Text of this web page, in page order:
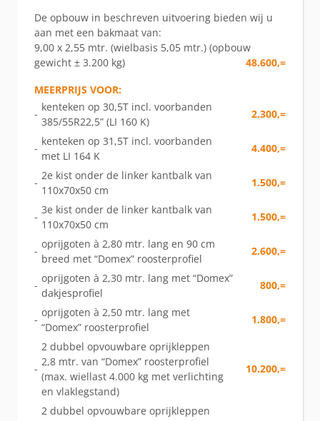
De opbouw in beschreven uitvoering bieden wij u
aan met een bakmaat van:
9,00 x 2,55 mtr. (wielbasis 5,05 mtr.) (opbouw
gewicht ± 3.200 kg)
48.600,=
MEERPRIJS VOOR:
-
kenteken op 30,5T incl. voorbanden
385/55R22,5” (LI 160 K)
2.300,=
-
kenteken op 31,5T incl. voorbanden
met LI 164 K
4.400,=
-
2e kist onder de linker kantbalk van
110x70x50 cm
1.500,=
-
3e kist onder de linker kantbalk van
110x70x50 cm
1.500,=
-
oprijgoten à 2,80 mtr. lang en 90 cm
breed met “Domex” roosterprofiel
2.600,=
-
oprijgoten à 2,30 mtr. lang met “Domex”
dakjesprofiel
800,=
-
oprijgoten à 2,50 mtr. lang met
“Domex” roosterprofiel
1.800,=
-
2 dubbel opvouwbare oprijkleppen
2,8 mtr. van “Domex” roosterprofiel
(max. wiellast 4.000 kg met verlichting
en vlaklegstand)
10.200,=
2 dubbel opvouwbare oprijkleppen